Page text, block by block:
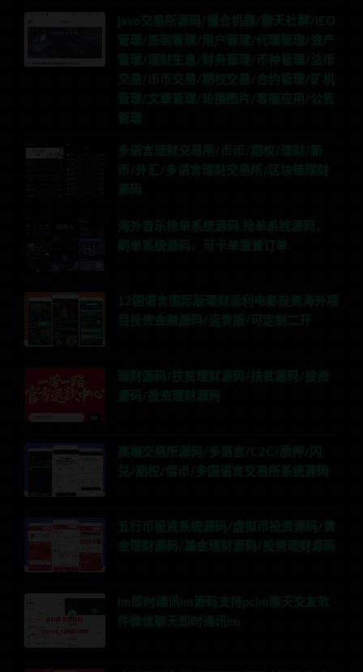
java交易所源码/撮合机器/聊天社群/IEO
管理/签到管理/用户管理/代理管理/资产
管理/理财生息/财务管理/币种管理/法币
交易/币币交易/期权交易/合约管理/矿机
管理/文章管理/轮播图片/客服应用/公告
管理
多语言理财交易所/币币/期权/理财/新
币/外汇/多语言理财交易所/区块链理财
源码
海外音乐抢单系统源码,抢单系统源码，
刷单系统源码，可卡单重置订单
12国语言国际版理财返利电影投资海外项
目投资金融源码/运营版/可定制二开
理财源码/扶贫理财源码/扶贫源码/投资
源码/投资理财源码
高端交易所源码/多语言/C2C/质押/闪
兑/期权/借币/多国语言交易所系统源码
五行币投资系统源码/虚拟币投资源码/黄
金理财源码/基金理财源码/投资理财源码
im即时通讯im源码支持pcim聊天交友软
件微信聊天即时通讯im